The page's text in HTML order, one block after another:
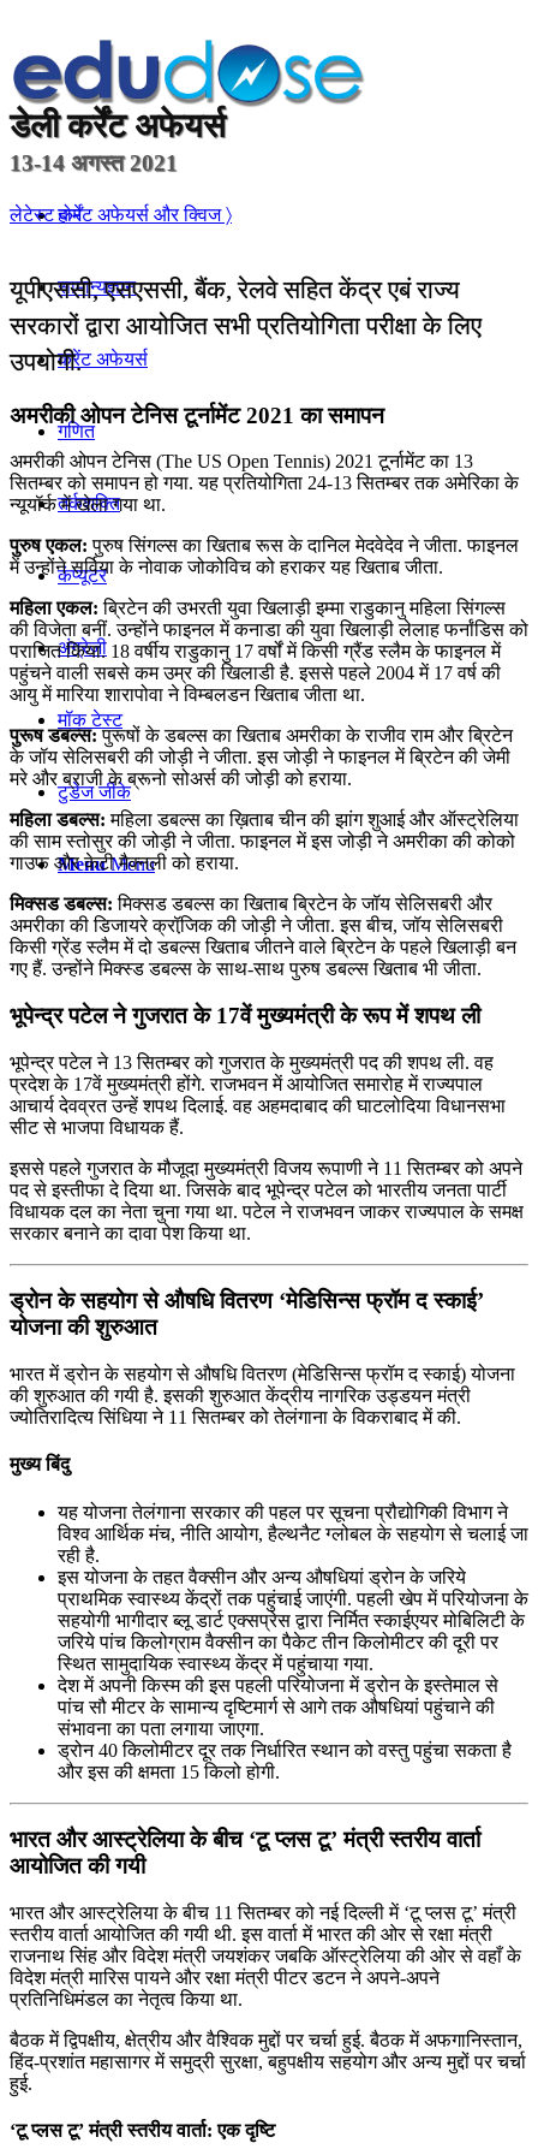
होम
सामान्यज्ञान
करेंट अफेयर्स
गणित
तर्कशक्ति
कंप्यूटर
अंग्रेजी
मॉक टेस्ट
टुडेज जीके
Menu Menu
डेली कर्रेंट अफेयर्स
13-14 अगस्त 2021
लेटेस्ट कर्रेंट अफेयर्स और क्विज 〉
यूपीएससी, एसएससी, बैंक, रेलवे सहित केंद्र एबं राज्य
सरकारों द्वारा आयोजित सभी प्रतियोगिता परीक्षा के लिए
उपयोगी.
अमरीकी ओपन टेनिस टूर्नामेंट 2021 का समापन
अमरीकी ओपन टेनिस (The US Open Tennis) 2021 टूर्नामेंट का 13
सितम्बर को समापन हो गया. यह प्रतियोगिता 24-13 सितम्बर तक अमेरिका के
न्यूयॉर्क में खेला गया था.
पुरुष एकल: पुरुष सिंगल्स का खिताब रूस के दानिल मेदवेदेव ने जीता. फाइनल
में उन्होंने सर्विया के नोवाक जोकोविच को हराकर यह खिताब जीता.
महिला एकल: ब्रिटेन की उभरती युवा खिलाड़ी इम्‍मा राडुकानु महिला सिंगल्‍स
की विजेता बनीं. उन्होंने फाइनल में कनाडा की युवा खिलाड़ी लेलाह फर्नांडिस को
पराजित किया. 18 वर्षीय राडुकानु 17 वर्षों में किसी ग्रैंड स्‍लैम के फाइनल में
पहुंचने वाली सबसे कम उम्र की खिलाडी है. इससे पहले 2004 में 17 वर्ष की
आयु में मारिया शारापोवा ने विम्‍बलडन खिताब जीता था.
पुरूष डबल्‍स:पुरूषों के डबल्‍स का खिताब अमरीका के राजीव राम और ब्रिटेन
के जॉय सेलिसबरी की जोड़ी ने जीता. इस जोड़ी ने फाइनल में ब्रिटेन की जेमी
मरे और ब्राजी के ब्रूनो सोअर्स की जोड़ी को हराया.
महिला डबल्‍स: महिला डबल्‍स का ख़िताब चीन की झांग शुआई और ऑस्‍ट्रेलिया
की साम स्‍तोसुर की जोड़ी ने जीता. फाइनल में इस जोड़ी ने अमरीका की कोको
गाउफ और केटी मैक्‍नली को हराया.
मिक्‍सड डबल्‍स: मिक्‍सड डबल्‍स का खिताब ब्रिटेन के जॉय सेलिसबरी और
अमरीका की डिजायरे क्रॉजि़क की जोड़ी ने जीता. इस बीच, जॉय सेलिसबरी
किसी ग्रेंड स्‍लैम में दो डबल्‍स खिताब जीतने वाले ब्रिटेन के पहले खिलाड़ी बन
गए हैं. उन्‍होंने मिक्‍स्‍ड डबल्‍स के साथ-साथ पुरुष डबल्‍स खिताब भी जीता.
भूपेन्द्र पटेल ने गुजरात के 17वें मुख्यमंत्री के रूप में शपथ ली
भूपेन्द्र पटेल ने 13 सितम्बर को गुजरात के मुख्यमंत्री पद की शपथ ली. वह
प्रदेश के 17वें मुख्यमंत्री होंगे. राजभवन में आयोजित समारोह में राज्यपाल
आचार्य देवव्रत उन्हें शपथ दिलाई. वह अहमदाबाद की घाटलोदिया विधानसभा
सीट से भाजपा विधायक हैं.
इससे पहले गुजरात के मौजूदा मुख्यमंत्री विजय रूपाणी ने 11 सितम्बर को अपने
पद से इस्तीफा दे दिया था. जिसके बाद भूपेन्द्र पटेल को भारतीय जनता पार्टी
विधायक दल का नेता चुना गया था. पटेल ने राजभवन जाकर राज्यपाल के समक्ष
सरकार बनाने का दावा पेश किया था.
ड्रोन के सहयोग से औषधि वितरण ‘मेडिसिन्‍स फ्रॉम द स्‍काई’
योजना की शुरुआत
भारत में ड्रोन के सहयोग से औषधि वितरण (मेडिसिन्‍स फ्रॉम द स्‍काई) योजना
की शुरुआत की गयी है. इसकी शुरुआत केंद्रीय नागरिक उड्डयन मंत्री
ज्‍योतिरादित्‍य सिंधिया ने 11 सितम्बर को तेलंगाना के विकराबाद में की.
मुख्य बिंदु
यह योजना तेलंगाना सरकार की पहल पर सूचना प्रौद्योगिकी विभाग ने
विश्‍व आर्थिक मंच, नीति आयोग, हैल्‍थनैट ग्‍लोबल के सहयोग से चलाई जा
रही है.
इस योजना के तहत वैक्‍सीन और अन्‍य औषधियां ड्रोन के जरिये
प्राथमिक स्‍वास्‍थ्‍य केंद्रों तक पहुंचाई जाएंगी. पहली खेप में परियोजना के
सहयोगी भागीदार ब्‍लू डार्ट एक्‍सप्रेस द्वारा निर्मित स्‍काईएयर मोबिलिटी के
जरिये पांच किलोग्राम वैक्‍सीन का पैकेट तीन किलोमीटर की दूरी पर
स्थित सामुदायिक स्‍वास्‍थ्‍य केंद्र में पहुंचाया गया.
देश में अपनी किस्‍म की इस पहली परियोजना में ड्रोन के इस्‍तेमाल से
पांच सौ मीटर के सामान्‍य दृष्टिमार्ग से आगे तक औषधियां पहुंचाने की
संभावना का पता लगाया जाएगा.
ड्रोन 40 किलोमीटर दूर तक निर्धारित स्थान को वस्तु पहुंचा सकता है
और इस की क्षमता 15 किलो होगी.
भारत और आस्‍ट्रेलिया के बीच ‘टू प्‍लस टू’ मंत्री स्‍तरीय वार्ता
आयोजित की गयी
भारत और आस्‍ट्रेलिया के बीच 11 सितम्बर को नई दिल्‍ली में ‘टू प्‍लस टू’ मंत्री
स्‍तरीय वार्ता आयोजित की गयी थी. इस वार्ता में भारत की ओर से रक्षा मंत्री
राजनाथ सिंह और विदेश मंत्री जयशंकर जबकि ऑस्ट्रेलिया की ओर से वहाँ के
विदेश मंत्री मारिस पायने और रक्षा मंत्री पीटर डटन ने अपने-अपने
प्रतिनिधिमंडल का नेतृत्व किया था.
बैठक में द्विपक्षीय, क्षेत्रीय और वैश्विक मुद्दों पर चर्चा हुई. बैठक में अफगानिस्‍तान,
हिंद-प्रशांत महासागर में समुद्री सुरक्षा, बहुपक्षीय सहयोग और अन्‍य मुद्दों पर चर्चा
हुई.
‘टू प्‍लस टू’ मंत्री स्‍तरीय वार्ता: एक दृष्टि